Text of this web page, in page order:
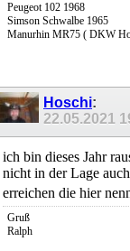
Peugeot 102 1968
Simson Schwalbe 1965
Manurhin MR75 ( DKW
Hoschi:
22.05.2021
ich bin dieses Jahr
nicht in der Lage
erreichen die hier
Gruß
Ralph